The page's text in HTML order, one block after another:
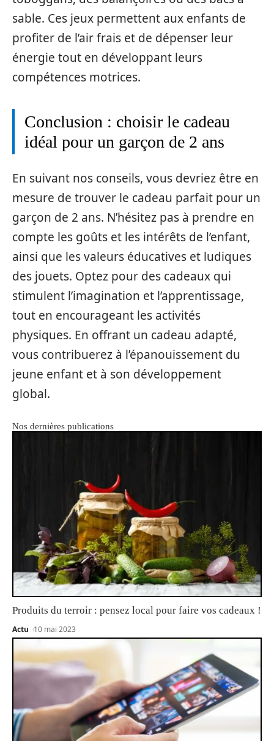
sable. Ces jeux permettent aux enfants de
profiter de l’air frais et de dépenser leur
énergie tout en développant leurs
compétences motrices.
Conclusion : choisir le cadeau
idéal pour un garçon de 2 ans
En suivant nos conseils, vous devriez être en
mesure de trouver le cadeau parfait pour un
garçon de 2 ans. N’hésitez pas à prendre en
compte les goûts et les intérêts de l’enfant,
ainsi que les valeurs éducatives et ludiques
des jouets. Optez pour des cadeaux qui
stimulent l’imagination et l’apprentissage,
tout en encourageant les activités
physiques. En offrant un cadeau adapté,
vous contribuerez à l’épanouissement du
jeune enfant et à son développement
global.
Nos dernières publications
Produits du terroir : pensez local pour faire vos cadeaux !
Actu 10 mai 2023